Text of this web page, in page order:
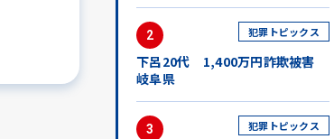
2 犯罪トピックス
下呂20代 1,400万円詐欺被害
岐阜県
3 犯罪トピックス